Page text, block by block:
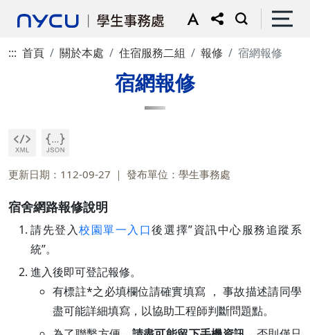
::: 首頁 關於本處 住宿服務二組 報修 宿網報修
宿網報修
更新日期：112-09-27 發布單位：學生事務處
宿舍網路報修說明
請先登入校園單一入口後選擇”資訊中心服務追蹤系
統”。
進入後即可登記報修。
有標註*之必填欄位請確實填寫 ， 事故描述請同學
盡可能詳細填寫，以協助工程師判斷問題點。